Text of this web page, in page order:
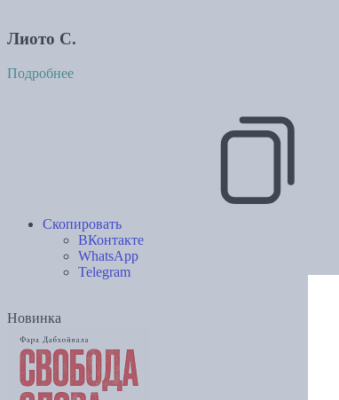
Лиото С.
Подробнее
Скопировать
ВКонтакте
WhatsApp
Telegram
Новинка